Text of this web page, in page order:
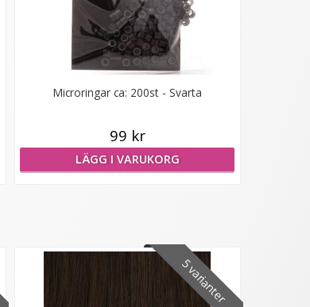
Microringar ca: 200st - Svarta
99 kr
LÄGG I VARUKORG
5 varianter